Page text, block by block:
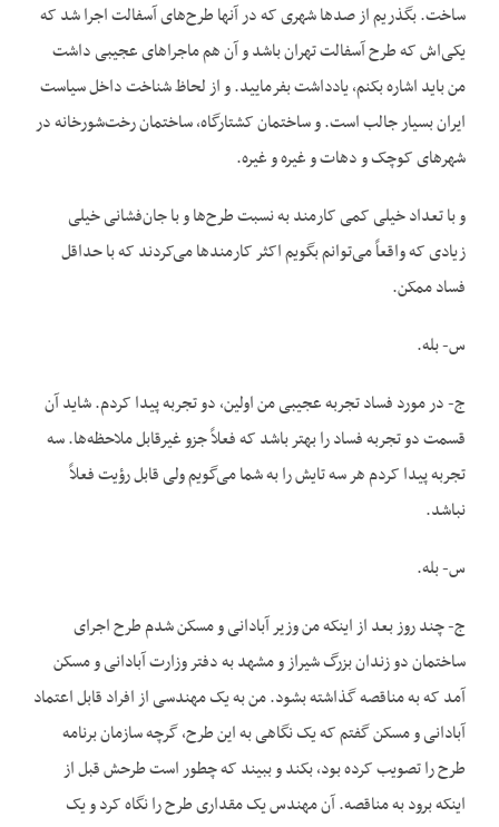
ساخت. بگذریم از صدها شهری که در آنها طرح‌های آسفالت اجرا شد که
یکی‌اش که طرح آسفالت تهران باشد و آن هم ماجراهای عجیبی داشت
من باید اشاره بکنم، یادداشت بفرمایید. و از لحاظ شناخت داخل سیاست
ایران بسیار جالب است. و ساختمان کشتارگاه، ساختمان رخت‌شورخانه در
شهرهای کوچک و دهات و غیره و غیره.
و با تعداد خیلی کمی کارمند به نسبت طرح‌ها و با جان‌فشانی خیلی
زیادی که واقعاً می‌توانم بگویم اکثر کارمندها می‌کردند که با حداقل
فساد ممکن.
س- بله.
ج- در مورد فساد تجربه عجیبی من اولین، دو تجربه پیدا کردم. شاید آن
قسمت دو تجربه فساد را بهتر باشد که فعلاً جزو غیرقابل ملاحظه‌ها. سه
تجربه پیدا کردم هر سه تایش را به شما می‌گویم ولی قابل رؤیت فعلاً
نباشد.
س- بله.
ج- چند روز بعد از اینکه من وزیر آبادانی و مسکن شدم طرح اجرای
ساختمان دو زندان بزرگ شیراز و مشهد به دفتر وزارت آبادانی و مسکن
آمد که به مناقصه گذاشته بشود. من به یک مهندسی از افراد قابل اعتماد
آبادانی و مسکن گفتم که یک نگاهی به این طرح، گرچه سازمان برنامه
طرح را تصویب کرده بود، بکند و ببیند که چطور است طرحش قبل از
اینکه برود به مناقصه. آن مهندس یک مقداری طرح را نگاه کرد و یک